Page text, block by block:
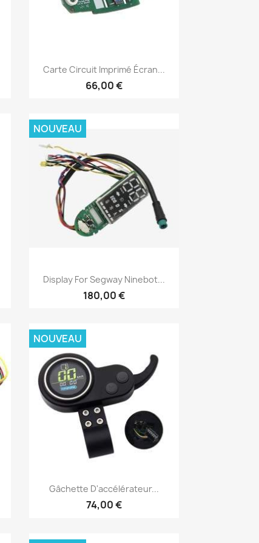
Aperçu rapide
Carte Circuit Imprimé Écran...
66,00 €
Aperçu rapide
Display For Segway Ninebot...
180,00 €
NOUVEAU
Aperçu rapide
Gâchette D'accélérateur...
74,00 €
NOUVEAU